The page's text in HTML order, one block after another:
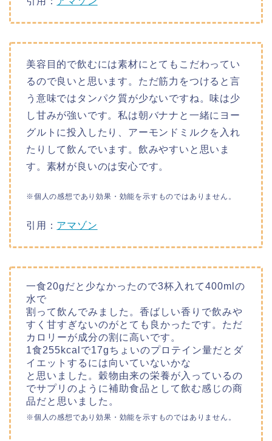
美容目的で飲むには素材にとてもこだわってい
るので良いと思います。ただ筋力をつけると言
う意味ではタンパク質が少ないですね。味は少
し甘みが強いです。私は朝バナナと一緒にヨー
グルトに投入したり、アーモンドミルクを入れ
たりして飲んでいます。飲みやすいと思いま
す。素材が良いのは安心です。
※個人の感想であり効果・効能を示すものではありません。
引用： アマゾン
一食20gだと少なかったので3杯入れて400mlの
水で
割って飲んでみました。香ばしい香りで飲みや
すく甘すぎないのがとても良かったです。ただ
カロリーが成分の割に高いです。
1食255kcalで17gちょいのプロテイン量だとダ
イエットするには向いていないかな
と思いました。穀物由来の栄養が入っているの
でサプリのように補助食品として飲む感じの商
品だと思いました。
※個人の感想であり効果・効能を示すものではありません。